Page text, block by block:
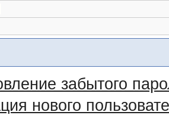
забытого
нового